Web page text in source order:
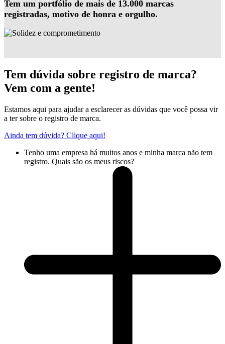
Tem um portfólio de mais de 13.000 marcas
registradas, motivo de honra e orgulho.
Tem dúvida sobre registro de marca?
Vem com a gente!
Estamos aqui para ajudar a esclarecer as dúvidas que você possa vir
a ter sobre o registro de marca.
Ainda tem dúvida? Clique aqui!
Tenho uma empresa há muitos anos e minha marca não tem
registro. Quais são os meus riscos?